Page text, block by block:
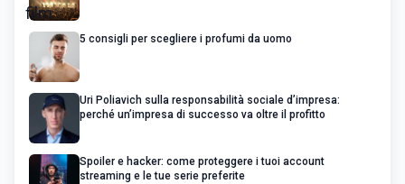
5 consigli per scegliere i profumi da uomo
Uri Poliavich sulla responsabilità sociale d’impresa:
perché un’impresa di successo va oltre il profitto
Spoiler e hacker: come proteggere i tuoi account
streaming e le tue serie preferite